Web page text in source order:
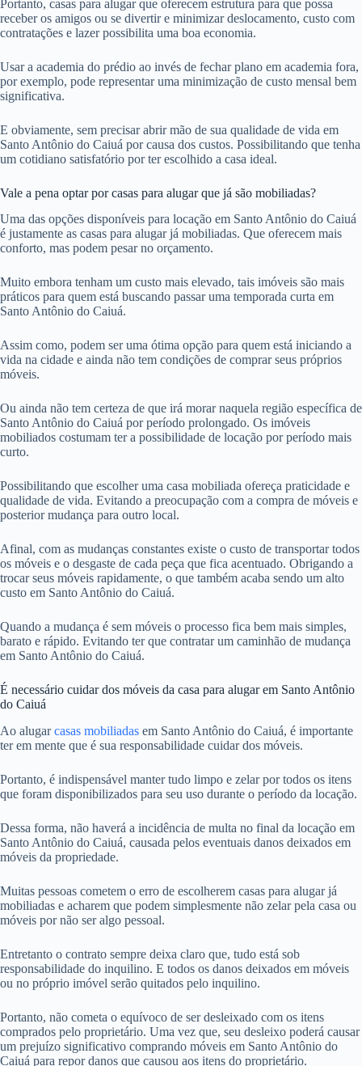
Portanto, casas para alugar que oferecem estrutura para que possa
receber os amigos ou se divertir e minimizar deslocamento, custo com
contratações e lazer possibilita uma boa economia.
Usar a academia do prédio ao invés de fechar plano em academia fora,
por exemplo, pode representar uma minimização de custo mensal bem
significativa.
E obviamente, sem precisar abrir mão de sua qualidade de vida em
Santo Antônio do Caiuá por causa dos custos. Possibilitando que tenha
um cotidiano satisfatório por ter escolhido a casa ideal.
Vale a pena optar por casas para alugar que já são mobiliadas?
Uma das opções disponíveis para locação em Santo Antônio do Caiuá
é justamente as casas para alugar já mobiliadas. Que oferecem mais
conforto, mas podem pesar no orçamento.
Muito embora tenham um custo mais elevado, tais imóveis são mais
práticos para quem está buscando passar uma temporada curta em
Santo Antônio do Caiuá.
Assim como, podem ser uma ótima opção para quem está iniciando a
vida na cidade e ainda não tem condições de comprar seus próprios
móveis.
Ou ainda não tem certeza de que irá morar naquela região específica de
Santo Antônio do Caiuá por período prolongado. Os imóveis
mobiliados costumam ter a possibilidade de locação por período mais
curto.
Possibilitando que escolher uma casa mobiliada ofereça praticidade e
qualidade de vida. Evitando a preocupação com a compra de móveis e
posterior mudança para outro local.
Afinal, com as mudanças constantes existe o custo de transportar todos
os móveis e o desgaste de cada peça que fica acentuado. Obrigando a
trocar seus móveis rapidamente, o que também acaba sendo um alto
custo em Santo Antônio do Caiuá.
Quando a mudança é sem móveis o processo fica bem mais simples,
barato e rápido. Evitando ter que contratar um caminhão de mudança
em Santo Antônio do Caiuá.
É necessário cuidar dos móveis da casa para alugar em Santo Antônio
do Caiuá
Ao alugarcasas mobiliadas em Santo Antônio do Caiuá, é importante
ter em mente que é sua responsabilidade cuidar dos móveis.
Portanto, é indispensável manter tudo limpo e zelar por todos os itens
que foram disponibilizados para seu uso durante o período da locação.
Dessa forma, não haverá a incidência de multa no final da locação em
Santo Antônio do Caiuá, causada pelos eventuais danos deixados em
móveis da propriedade.
Muitas pessoas cometem o erro de escolherem casas para alugar já
mobiliadas e acharem que podem simplesmente não zelar pela casa ou
móveis por não ser algo pessoal.
Entretanto o contrato sempre deixa claro que, tudo está sob
responsabilidade do inquilino. E todos os danos deixados em móveis
ou no próprio imóvel serão quitados pelo inquilino.
Portanto, não cometa o equívoco de ser desleixado com os itens
comprados pelo proprietário. Uma vez que, seu desleixo poderá causar
um prejuízo significativo comprando móveis em Santo Antônio do
Caiuá para repor danos que causou aos itens do proprietário.